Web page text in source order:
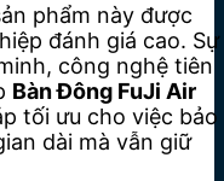
phẩm này được
đánh giá cao. Sự
công nghệ tiên
Bàn Đông FuJi Air
tối ưu cho việc bảo
dài mà vẫn giữ